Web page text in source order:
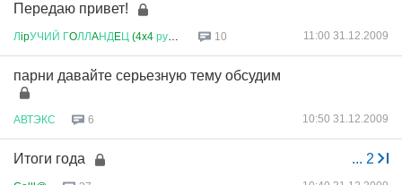
Передаю привет!
ЛipУЧИЙ ГOЛЛAНДEЦ (4x4 рулит 10 11:00 31.12.2009
парни давайте серьезную тему обсудим
АВТЭКС 6 10:50 31.12.2009
... 2
Итоги года